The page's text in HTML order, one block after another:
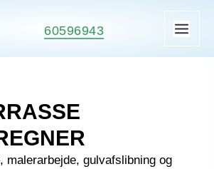
60596943
gulvafslibning og